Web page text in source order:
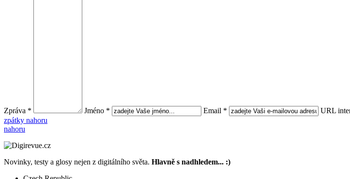
Zpráva * Jméno * Email *
URL
zpátky nahoru
nahoru
Novinky, testy a glosy nejen z digitálního světa. Hlavně s nadhledem... :)